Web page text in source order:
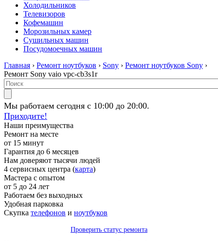
Холодильников
Телевизоров
Кофемашин
Морозильных камер
Сушильных машин
Посудомоечных машин
Главная › Ремонт ноутбуков › Sony › Ремонт ноутбуков Sony ›
Ремонт Sony vaio vpc-cb3s1r
Мы работаем сегодня с 10:00 до 20:00.
Приходите!
Наши преимущества
Ремонт на месте
от 15 минут
Гарантия до 6 месяцев
Нам доверяют тысячи людей
4 сервисных центра (карта)
Мастера с опытом
от 5 до 24 лет
Работаем без выходных
Удобная парковка
Скупка телефонов и ноутбуков
Проверить статус ремонта